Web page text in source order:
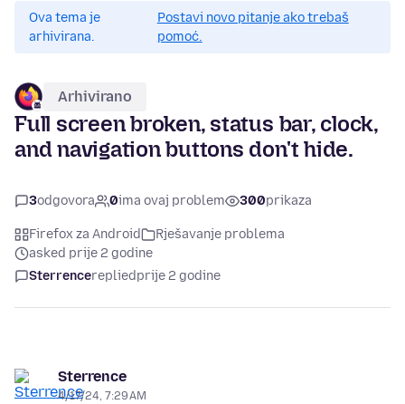
Ova tema je
arhivirana.
Postavi novo pitanje ako trebaš
pomoć.
Arhivirano
Full screen broken, status bar, clock,
and navigation buttons don't hide.
3odgovora 0ima ovaj problem 300prikaza
Firefox za Android
Rješavanje problema
asked prije 2 godine
Sterrencerepliedprije 2 godine
Sterrence
4/17/24, 7:29 AM